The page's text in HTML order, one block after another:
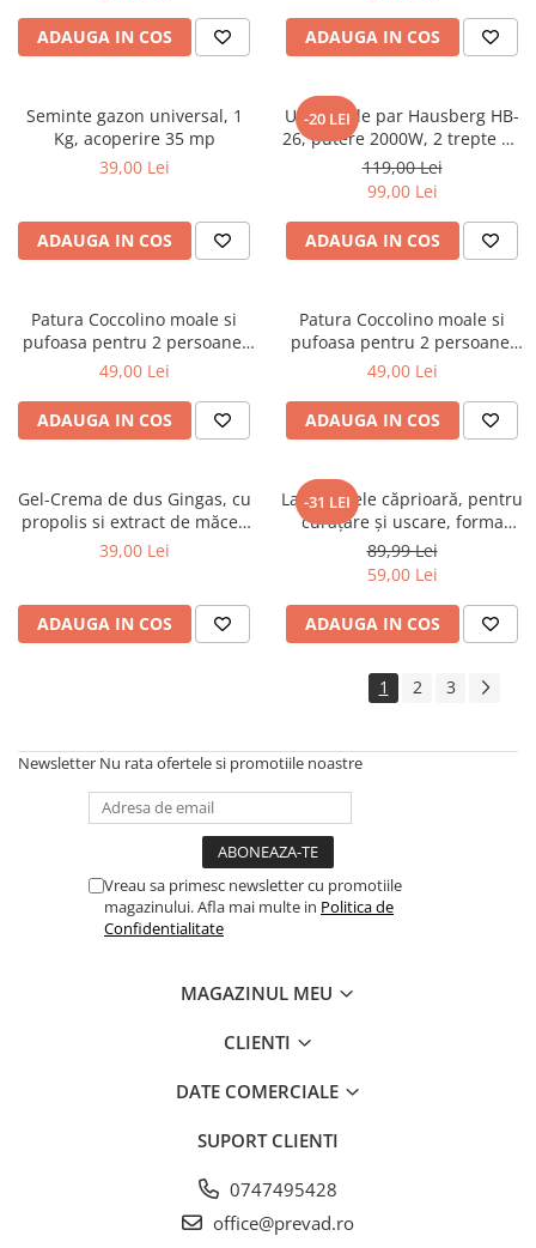
ADAUGA IN COS ADAUGA IN COS
Seminte gazon universal, 1
Kg, acoperire 35 mp
39,00 Lei
ADAUGA IN COS
-20 LEI
Uscator de par Hausberg HB-
26, putere 2000W, 2 trepte de
viteza
119,00 Lei
99,00 Lei
ADAUGA IN COS
Patura Coccolino moale si
pufoasa pentru 2 persoane,
200X230 cm, Fluturi si Pietre
49,00 Lei
ADAUGA IN COS
Patura Coccolino moale si
pufoasa pentru 2 persoane,
200X230 cm, Valuri Waves
49,00 Lei
ADAUGA IN COS
Gel-Crema de dus Gingas, cu
propolis si extract de măceș
organic, 1000 ml
39,00 Lei
ADAUGA IN COS
-31 LEI
Lavetă piele căprioară, pentru
curăţare şi uscare, forma
neregulată 38*30
89,99 Lei
59,00 Lei
ADAUGA IN COS
1 2 3
Newsletter Nu rata ofertele si promotiile noastre
Vreau sa primesc newsletter cu promotiile
magazinului. Afla mai multe in Politica de
Confidentialitate
MAGAZINUL MEU
CLIENTI
DATE COMERCIALE
SUPORT CLIENTI
0747495428
office@prevad.ro